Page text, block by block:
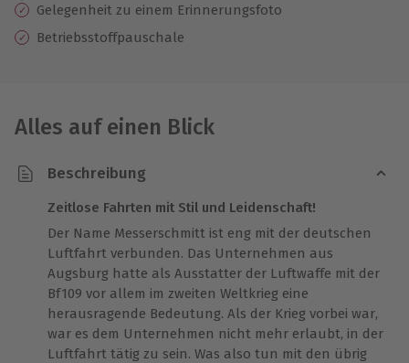
Gelegenheit zu einem Erinnerungsfoto
Betriebsstoffpauschale
Alles auf einen Blick
Beschreibung
Zeitlose Fahrten mit Stil und Leidenschaft!
Der Name Messerschmitt ist eng mit der deutschen
Luftfahrt verbunden. Das Unternehmen aus
Augsburg hatte als Ausstatter der Luftwaffe mit der
Bf109 vor allem im zweiten Weltkrieg eine
herausragende Bedeutung. Als der Krieg vorbei war,
war es dem Unternehmen nicht mehr erlaubt, in der
Luftfahrt tätig zu sein. Was also tun mit den übrig